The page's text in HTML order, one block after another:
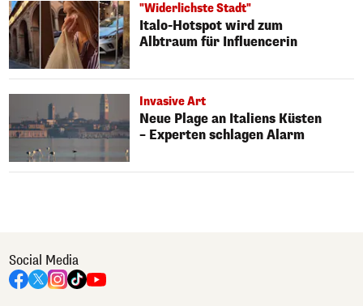
"Widerlichste Stadt"
Italo-Hotspot wird zum
Albtraum für Influencerin
Invasive Art
Neue Plage an Italiens Küsten
– Experten schlagen Alarm
Social Media